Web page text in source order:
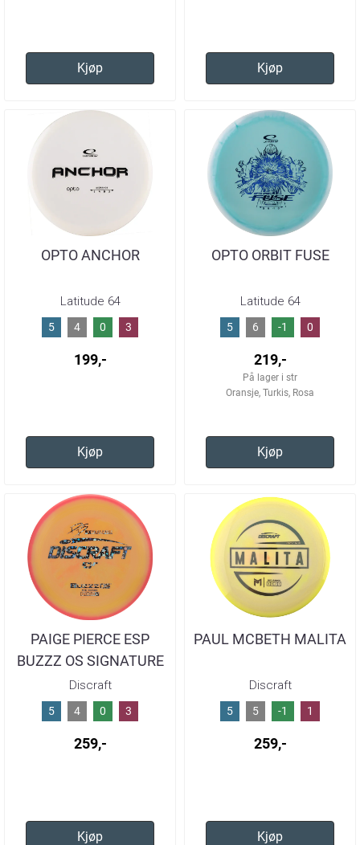
Kjøp Kjøp
OPTO ANCHOR
Latitude 64
5 4 0 3
199,-
Kjøp
OPTO ORBIT FUSE
Latitude 64
5 6 -1 0
219,-
På lager i str
Oransje, Turkis, Rosa
Kjøp
PAIGE PIERCE ESP
BUZZZ OS SIGNATURE
SERIES
Discraft
5 4 0 3
259,-
Kjøp
PAUL MCBETH MALITA
Discraft
5 5 -1 1
259,-
Kjøp